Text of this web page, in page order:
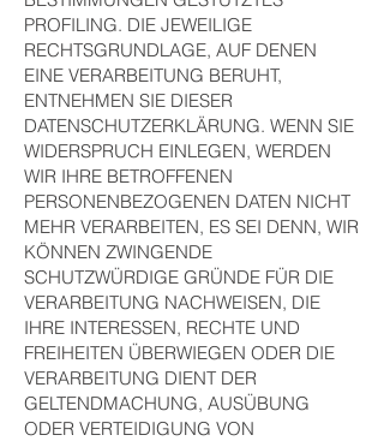
PROFILING. DIE JEWEILIGE
RECHTSGRUNDLAGE, AUF DENEN
EINE VERARBEITUNG BERUHT,
ENTNEHMEN SIE DIESER
DATENSCHUTZERKLÄRUNG. WENN SIE
WIDERSPRUCH EINLEGEN, WERDEN
WIR IHRE BETROFFENEN
PERSONENBEZOGENEN DATEN NICHT
MEHR VERARBEITEN, ES SEI DENN, WIR
KÖNNEN ZWINGENDE
SCHUTZWÜRDIGE GRÜNDE FÜR DIE
VERARBEITUNG NACHWEISEN, DIE
IHRE INTERESSEN, RECHTE UND
FREIHEITEN ÜBERWIEGEN ODER DIE
VERARBEITUNG DIENT DER
GELTENDMACHUNG, AUSÜBUNG
ODER VERTEIDIGUNG VON